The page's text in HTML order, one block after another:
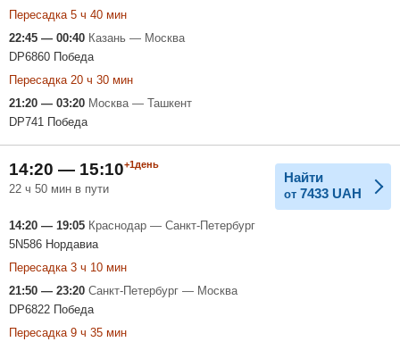
Пересадка 5 ч 40 мин
22:45 — 00:40 Казань — Москва
DP6860 Победа
Пересадка 20 ч 30 мин
21:20 — 03:20 Москва — Ташкент
DP741 Победа
14:20 — 15:10+1день
22 ч 50 мин в пути
Найти
от 7433 UAH
14:20 — 19:05 Краснодар — Санкт-Петербург
5N586 Нордавиа
Пересадка 3 ч 10 мин
21:50 — 23:20 Санкт-Петербург — Москва
DP6822 Победа
Пересадка 9 ч 35 мин